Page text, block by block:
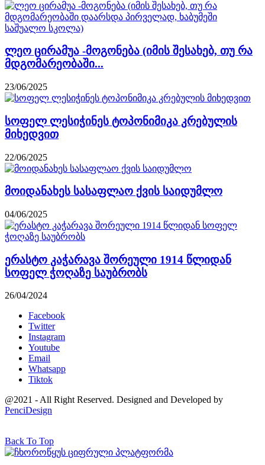
ლეო ცირამუა -მოგონება (იმის შესახებ, თუ რა
მდგომარეობაში...
23/06/2025
სოფელ ლესიჭინეს ტოპონიმიკა კრებულის
მიხედვით
22/06/2025
მოიდანახეს სასაფლაო ქვის საიდუმლო
04/06/2025
ერასტო კაჭარავა შორეული 1914 წლიდან
სოფელ ჭოღაზე საუბრობს
26/04/2024
Facebook
Twitter
Instagram
Youtube
Email
Whatsapp
Tiktok
@2021 - All Right Reserved. Designed and Developed by
PenciDesign
Back To Top